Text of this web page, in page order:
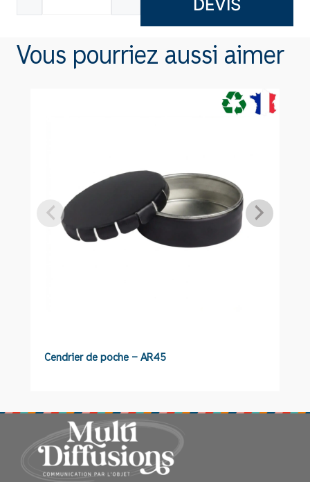
de
anti-
DEVIS
Vous pourriez aussi aimer
Cendrier de poche – AR45